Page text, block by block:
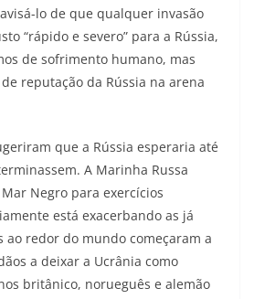
lo de que qualquer invasão
“rápido e severo” para a Rússia,
de sofrimento humano, mas
reputação da Rússia na arena
que a Rússia esperaria até
A Marinha Russa
Negro para exercícios
está exacerbando as já
ao redor do mundo começaram a
a deixar a Ucrânia como
britânico, norueguês e alemão